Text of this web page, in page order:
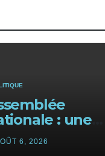
: une
6, 2026